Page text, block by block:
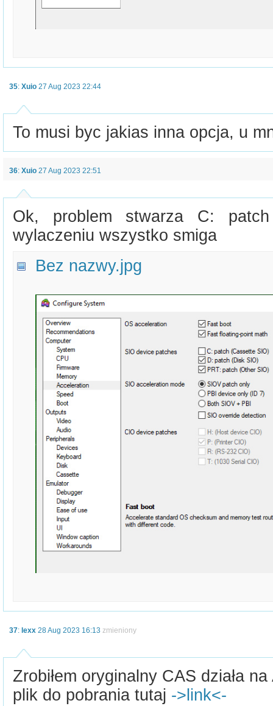
35: Xuio 27 Aug 2023 22:44
To musi byc jakias inna opcja, u
36: Xuio 27 Aug 2023 22:51
Ok, problem stwarza C:
wylaczeniu wszystko smiga
Bez nazwy.jpg
37: lexx 28 Aug 2023 16:13 zmieniony
Zrobiłem oryginalny CAS działa
plik do pobrania tutaj ->link<-